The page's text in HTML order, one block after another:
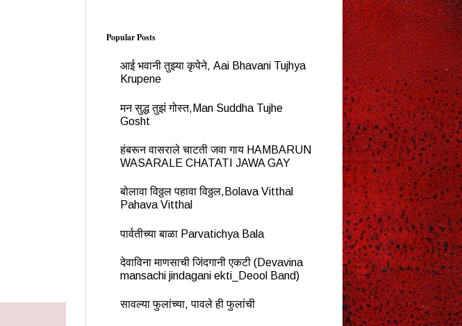
Popular Posts
आई भवानी तुझ्या कृपेने, Aai Bhavani Tujhya
Krupene
मन सुद्ध तुझं गोस्त,Man Suddha Tujhe
Gosht
हंबरून वासराले चाटती जवा गाय HAMBARUN
WASARALE CHATATI JAWA GAY
बोलावा विठ्ठल पहावा विठ्ठल,Bolava Vitthal
Pahava Vitthal
पार्वतीच्या बाळा Parvatichya Bala
देवाविना माणसाची जिंदगानी एकटी (Devavina
mansachi jindagani ekti_Deool Band)
सावल्या फुलांच्या, पावले ही फुलांची